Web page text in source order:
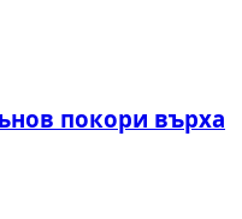
покори върха